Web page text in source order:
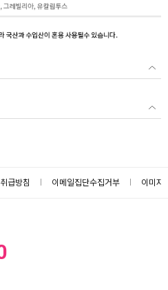
급방침 이메일집단수집거부 이미지